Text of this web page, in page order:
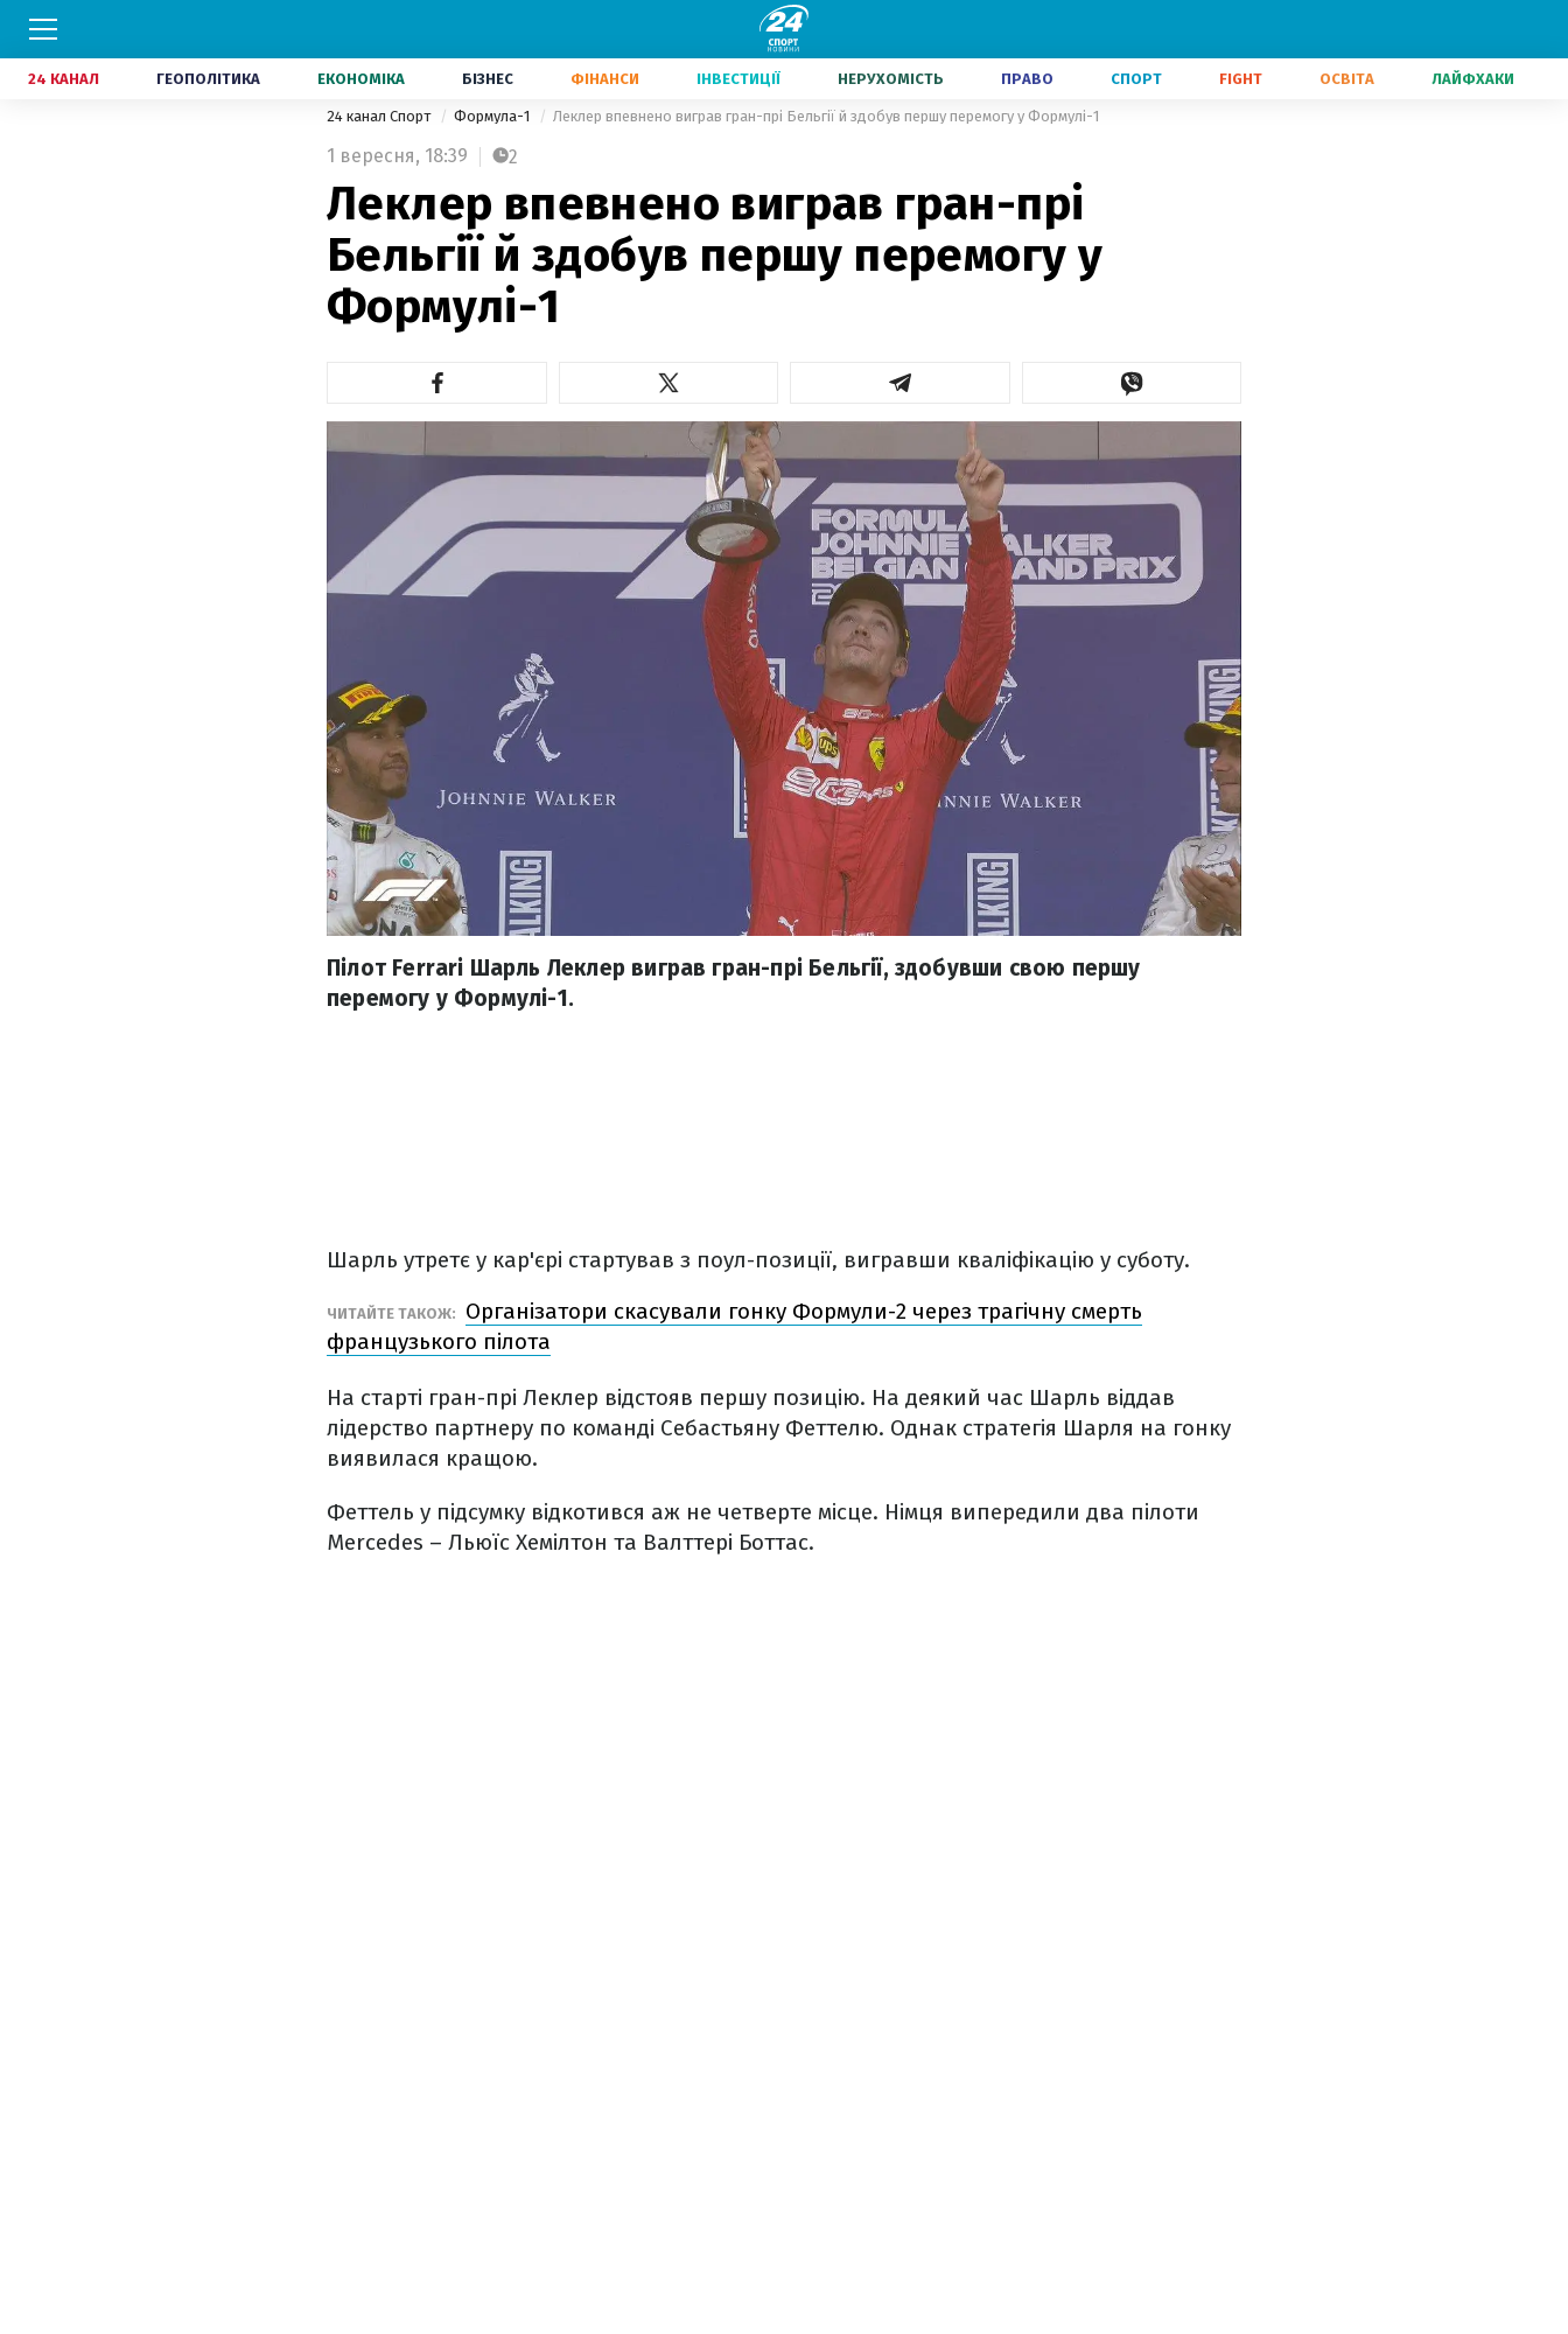
24 КАНАЛ ГЕОПОЛІТИКА ЕКОНОМІКА БІЗНЕС ФІНАНСИ ІНВЕСТИЦІЇ НЕРУХОМІСТЬ ПРАВО СПОРТ FIGHT ОСВІТА ЛАЙФХАКИ
24 канал Спорт Формула-1 Леклер впевнено виграв гран-прі Бельгії й здобув першу перемогу у Формулі-1
1 вересня, 18:39 2
Леклер впевнено виграв гран-прі
Бельгії й здобув першу перемогу у
Формулі-1
Пілот Ferrari Шарль Леклер виграв гран-прі Бельгії, здобувши свою першу
перемогу у Формулі-1.
Шарль утретє у кар'єрі стартував з поул-позиції, вигравши кваліфікацію у суботу.
ЧИТАЙТЕ ТАКОЖ:
Організатори скасували гонку Формули-2 через трагічну смерть
французького пілота
На старті гран-прі Леклер відстояв першу позицію. На деякий час Шарль віддав
лідерство партнеру по команді Себастьяну Феттелю. Однак стратегія Шарля на гонку
виявилася кращою.
Феттель у підсумку відкотився аж не четверте місце. Німця випередили два пілоти
Mercedes – Льюїс Хемілтон та Валттері Боттас.